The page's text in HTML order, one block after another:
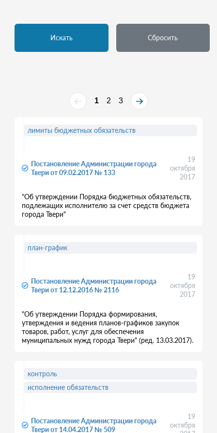
Искать Сбросить
1 2 3
Постановление Администрации города
Твери от 09.02.2017 № 133
19
октября
2017
"Об утверждении Порядка бюджетных обязательств,
подлежащих исполнителю за счет средств бюджета
города Твери"
лимиты бюджетных обязательств
Постановление Администрации города
Твери от 12.12.2016 № 2116
19
октября
2017
"Об утверждении Порядка формирования,
утверждения и ведения планов-графиков закупок
товаров, работ, услуг для обеспечения
муниципальных нужд города Твери" (ред. 13.03.2017).
план-график
Постановление Администрации города
Твери от 14.04.2017 № 509
19
октября
контроль
исполнение обязательств